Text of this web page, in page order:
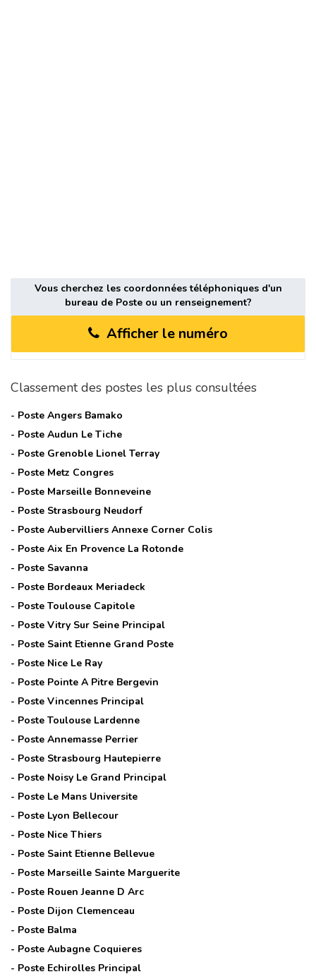
Vous cherchez les coordonnées téléphoniques d'un
bureau de Poste ou un renseignement?
Afficher le numéro
Classement des postes les plus consultées
- Poste Angers Bamako
- Poste Audun Le Tiche
- Poste Grenoble Lionel Terray
- Poste Metz Congres
- Poste Marseille Bonneveine
- Poste Strasbourg Neudorf
- Poste Aubervilliers Annexe Corner Colis
- Poste Aix En Provence La Rotonde
- Poste Savanna
- Poste Bordeaux Meriadeck
- Poste Toulouse Capitole
- Poste Vitry Sur Seine Principal
- Poste Saint Etienne Grand Poste
- Poste Nice Le Ray
- Poste Pointe A Pitre Bergevin
- Poste Vincennes Principal
- Poste Toulouse Lardenne
- Poste Annemasse Perrier
- Poste Strasbourg Hautepierre
- Poste Noisy Le Grand Principal
- Poste Le Mans Universite
- Poste Lyon Bellecour
- Poste Nice Thiers
- Poste Saint Etienne Bellevue
- Poste Marseille Sainte Marguerite
- Poste Rouen Jeanne D Arc
- Poste Dijon Clemenceau
- Poste Balma
- Poste Aubagne Coquieres
- Poste Echirolles Principal